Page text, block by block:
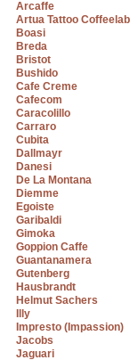
Arcaffe
Artua Tattoo Coffeelab
Boasi
Breda
Bristot
Bushido
Cafe Creme
Cafecom
Caracolillo
Carraro
Cubita
Dallmayr
Danesi
De La Montana
Diemme
Egoiste
Garibaldi
Gimoka
Goppion Caffe
Guantanamera
Gutenberg
Hausbrandt
Helmut Sachers
Illy
Impresto (Impassion)
Jacobs
Jaguari